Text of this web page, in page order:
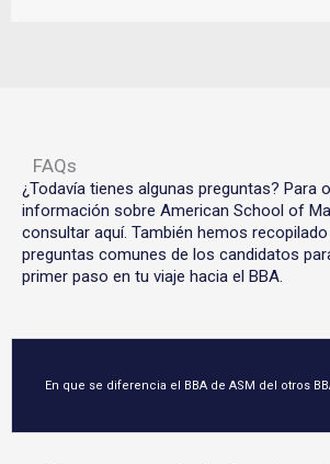
FAQs
¿Todavía tienes algunas preguntas? Para
información sobre American School of
consultar aquí. También hemos
preguntas comunes de los candidatos
primer paso en tu viaje hacia el BBA.
En que se diferencia el BBA de ASM del otros